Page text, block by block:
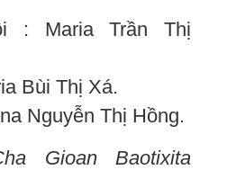
: Maria Trần Thị
Bùi Thị Xá.
Nguyễn Thị Hồng.
Gioan Baotixita